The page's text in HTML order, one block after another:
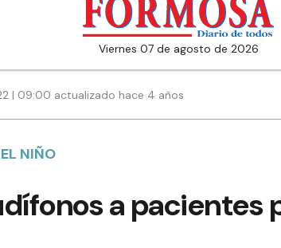
viernes 07 de agosto de 2026
| 09:00 actualizado hace 4 años
NIÑO
a pacientes